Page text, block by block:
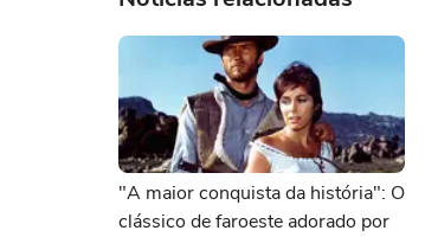
"A maior conquista da história": O
clássico de faroeste adorado por